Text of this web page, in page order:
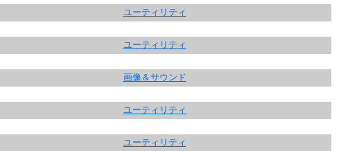
ユーティリティ
ユーティリティ
画像＆サウンド
ユーティリティ
ユーティリティ